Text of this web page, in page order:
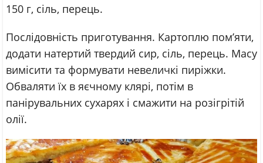
150 г, сіль, перець.
Послідовність приготування. Картоплю пом’яти,
додати натертий твердий сир, сіль, перець. Масу
вимісити та формувати невеличкі пиріжки.
Обваляти їх в яєчному клярі, потім в
панірувальних сухарях і смажити на розігрітій
олії.